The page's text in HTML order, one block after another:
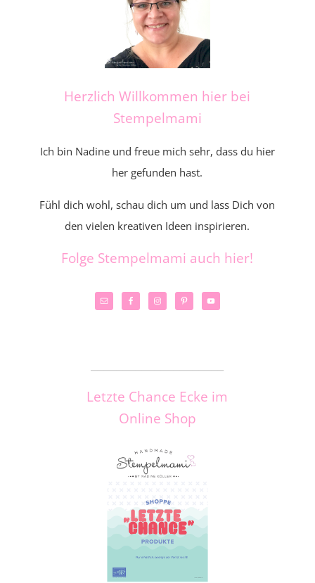
Herzlich Willkommen hier bei
Stempelmami
Ich bin Nadine und freue mich sehr, dass du hier
her gefunden hast.
Fühl dich wohl, schau dich um und lass Dich von
den vielen kreativen Ideen inspirieren.
Folge Stempelmami auch hier!
Letzte Chance Ecke im
Online Shop